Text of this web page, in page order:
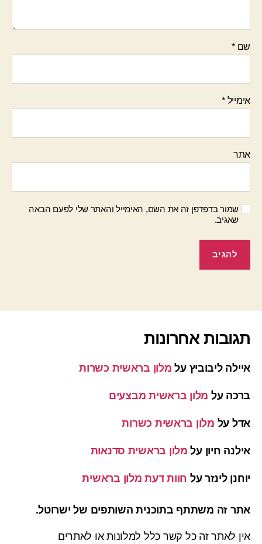
שם*
אימייל*
אתר
שמור בדפדפן זה את השם, האימייל והאתר שלי לפעם הבאה
שאגיב.
תגובות אחרונות
איילה ליבוביץ על מלון בראשית כשרות
ברכה על מלון בראשית מבצעים
אדל על מלון בראשית כשרות
אילנה חיון על מלון בראשית סדנאות
יוחנן לינזר על חוות דעת מלון בראשית
אתר זה משתתף בתוכנית השותפים של ישרוטל.
אין לאתר זה כל קשר כלל למלונות או לאתרים